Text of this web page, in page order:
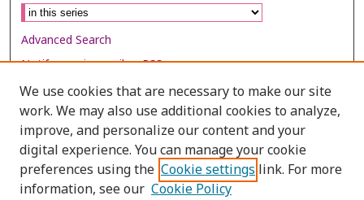
Advanced Search
Notify me via email orRSS
Browse
Collections
Disciplines
Authors
We use cookies that are necessary to make our site
work. We may also use additional cookies to analyze,
improve, and personalize our content and your
digital experience. You can manage your cookie
preferences using the Cookie settings link. For more
information, see our Cookie Policy